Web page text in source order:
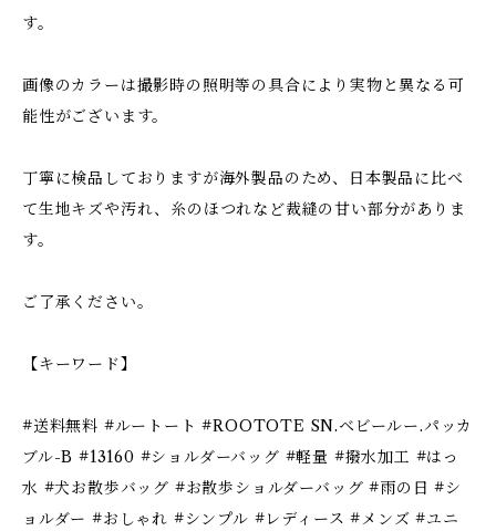
す。
画像のカラーは撮影時の照明等の具合により実物と異なる可
能性がございます。
丁寧に検品しておりますが海外製品のため、日本製品に比べ
て生地キズや汚れ、糸のほつれなど裁縫の甘い部分がありま
す。
ご了承ください。
【キーワード】
#送料無料 #ルートート #ROOTOTE SN.ベビールー.パッカ
ブル-B #13160 #ショルダーバッグ #軽量 #撥水加工 #はっ
水 #犬お散歩バッグ #お散歩ショルダーバッグ #雨の日 #シ
ョルダー #おしゃれ #シンプル #レディース #メンズ #ユニ